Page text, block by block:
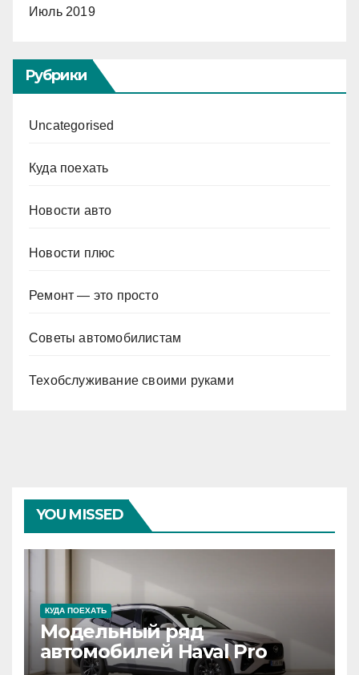
Июль 2019
Рубрики
Uncategorised
Куда поехать
Новости авто
Новости плюс
Ремонт — это просто
Советы автомобилистам
Техобслуживание своими руками
YOU MISSED
КУДА ПОЕХАТЬ
Модельный ряд
автомобилей Haval Pro